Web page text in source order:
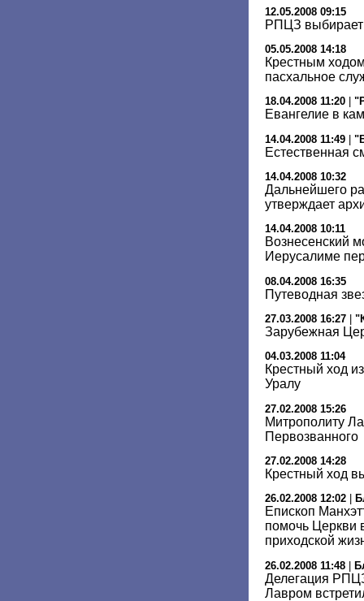
12.05.2008 09:15
РПЦЗ выбирает
05.05.2008 14:18
Крестным
пасхальное
18.04.2008 11:20
Евангелие в
14.04.2008 11:49 |
Естественная
14.04.2008 10:32
Дальнейшего
утверждает
14.04.2008 10:11
Вознесенский
Иерусалиме
08.04.2008 16:35
Путеводная
27.03.2008 16:27
Зарубежная
04.03.2008 11:04
Крестный ход
Уралу
27.02.2008 15:26
Митрополиту
Первозванного
27.02.2008 14:28
Крестный ход
26.02.2008 12:02
Епископ
помочь Церкви
приходской
26.02.2008 11:48 |
Делегация
Лавром